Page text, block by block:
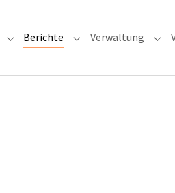
Submenu for "Teams"
Berichte Submenu for
Verwaltung